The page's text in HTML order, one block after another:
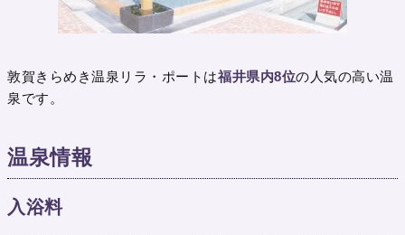
敦賀きらめき温泉リラ・ポートは福井県内8位の人気の高い温
泉です。
温泉情報
入浴料